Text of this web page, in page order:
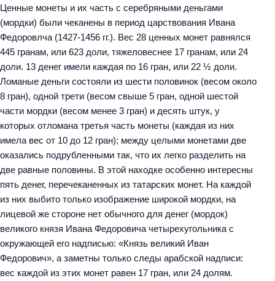
Ценные монеты и их часть с серебряными деньгами
(мордки) были чеканены в период царствования Ивана
Федоровлча (1427-1456 гг.). Вес 28 ценных монет равнялся
445 гранам, или 623 доли, тяжеловеснее 17 гранам, или 24
доли. 13 денег имели каждая по 16 гран, или 22 ½ доли.
Ломаные деньги состояли из шести половинок (весом около
8 гран), одной трети (весом свыше 5 гран, одной шестой
части мордки (весом менее 3 гран) и десять штук, у
которых отломана третья часть монеты (каждая из них
имела вес от 10 до 12 гран); между целыми монетами две
оказались подрубленными так, что их легко разделить на
две равные половины. В этой находке особенно интересны
пять денег, перечеканенных из татарских монет. На каждой
из них выбито только изображение широкой мордки, на
лицевой же стороне нет обычного для денег (мордок)
великого князя Ивана Федоровича четырехугольника с
окружающей его надписью: «Князь великий Иван
Федорович», а заметны только следы арабской надписи:
вес каждой из этих монет равен 17 гран, или 24 долям.